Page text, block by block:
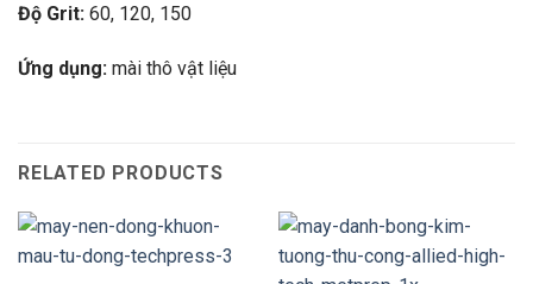
Độ Grit: 60, 120, 150
Ứng dụng: mài thô vật liệu
RELATED PRODUCTS